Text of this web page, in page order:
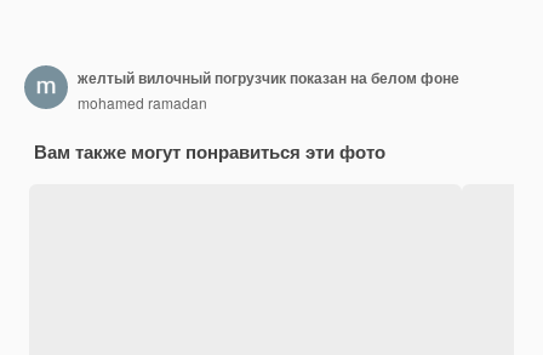
желтый вилочный погрузчик показан на белом фоне
mohamed ramadan
Вам также могут понравиться эти фото